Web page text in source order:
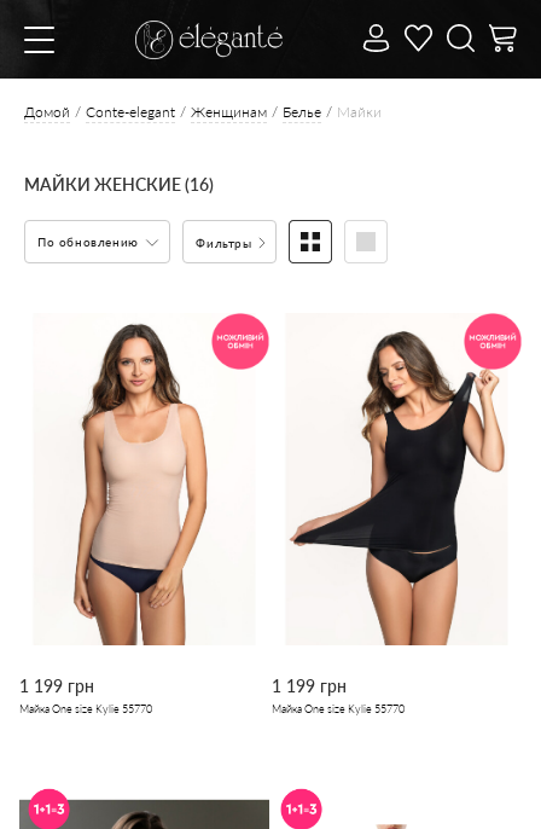
Домой Conte-elegant Женщинам Белье Майки
МАЙКИ ЖЕНСКИЕ (16)
По обновлению Фильтры
1 199 грн
Майка One size Kylie 55770
1 199 грн
Майка One size Kylie 55770